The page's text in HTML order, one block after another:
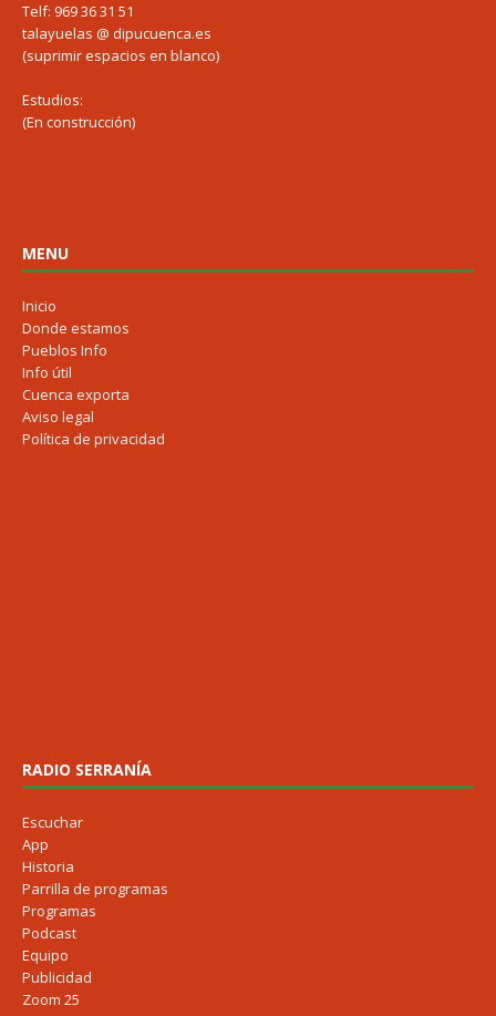
Telf: 969 36 31 51
talayuelas @ dipucuenca.es
(suprimir espacios en blanco)
Estudios:
(En construcción)
MENU
Inicio
Donde estamos
Pueblos Info
Info útil
Cuenca exporta
Aviso legal
Política de privacidad
RADIO SERRANÍA
Escuchar
App
Historia
Parrilla de programas
Programas
Podcast
Equipo
Publicidad
Zoom 25